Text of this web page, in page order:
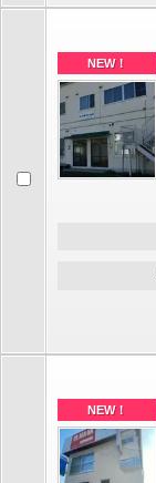
NEW！
NEW！